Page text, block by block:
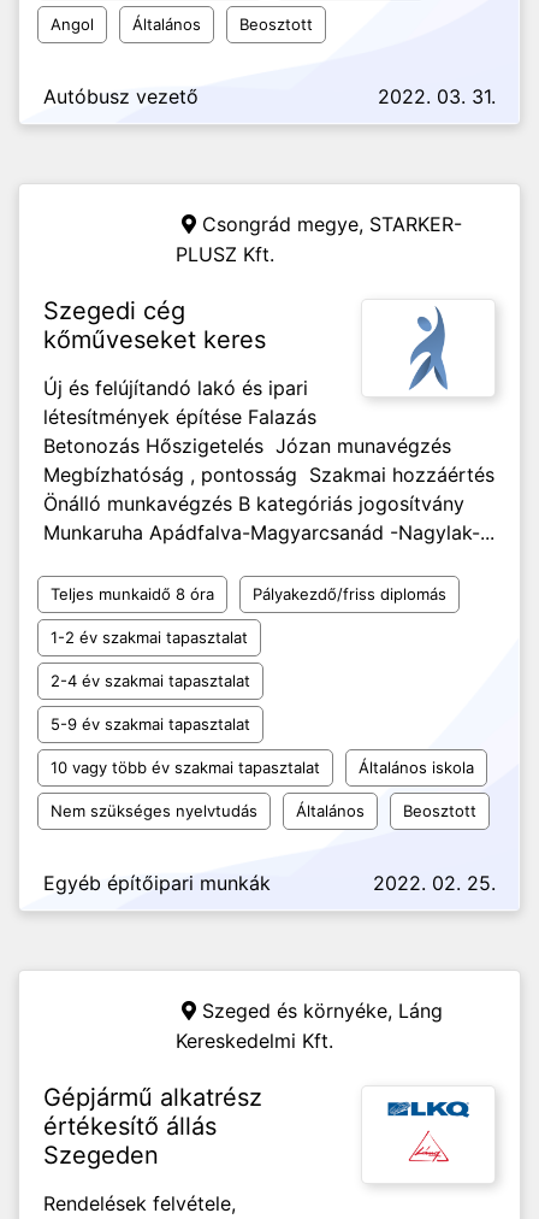
Angol Általános Beosztott
Autóbusz vezető 2022. 03. 31.
Csongrád megye, STARKER-
PLUSZ Kft.
Szegedi cég
kőműveseket keres
Új és felújítandó lakó és ipari
létesítmények építése Falazás
Betonozás Hőszigetelés Józan munavégzés
Megbízhatóság , pontosság Szakmai hozzáértés
Önálló munkavégzés B kategóriás jogosítvány
Munkaruha Apádfalva-Magyarcsanád -Nagylak-...
Teljes munkaidő 8 óra Pályakezdő/friss diplomás
1-2 év szakmai tapasztalat
2-4 év szakmai tapasztalat
5-9 év szakmai tapasztalat
10 vagy több év szakmai tapasztalat Általános iskola
Nem szükséges nyelvtudás Általános Beosztott
Egyéb építőipari munkák 2022. 02. 25.
Szeged és környéke, Láng
Kereskedelmi Kft.
Gépjármű alkatrész
értékesítő állás
Szegeden
Rendelések felvétele,